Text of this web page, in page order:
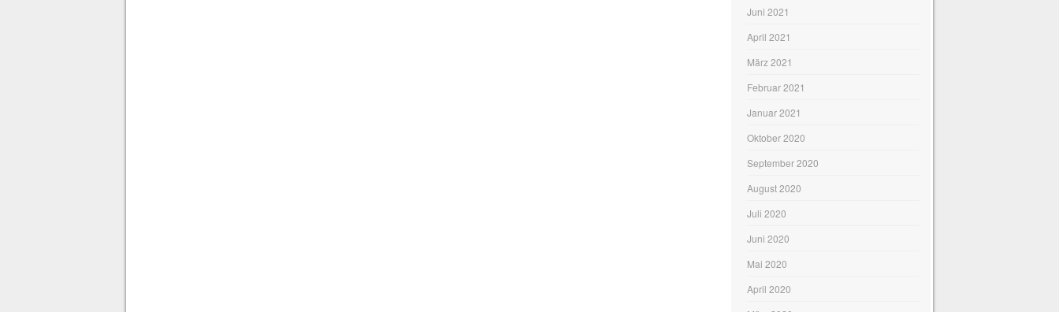
Juni 2021
April 2021
März 2021
Februar 2021
Januar 2021
Oktober 2020
September 2020
August 2020
Juli 2020
Juni 2020
Mai 2020
April 2020